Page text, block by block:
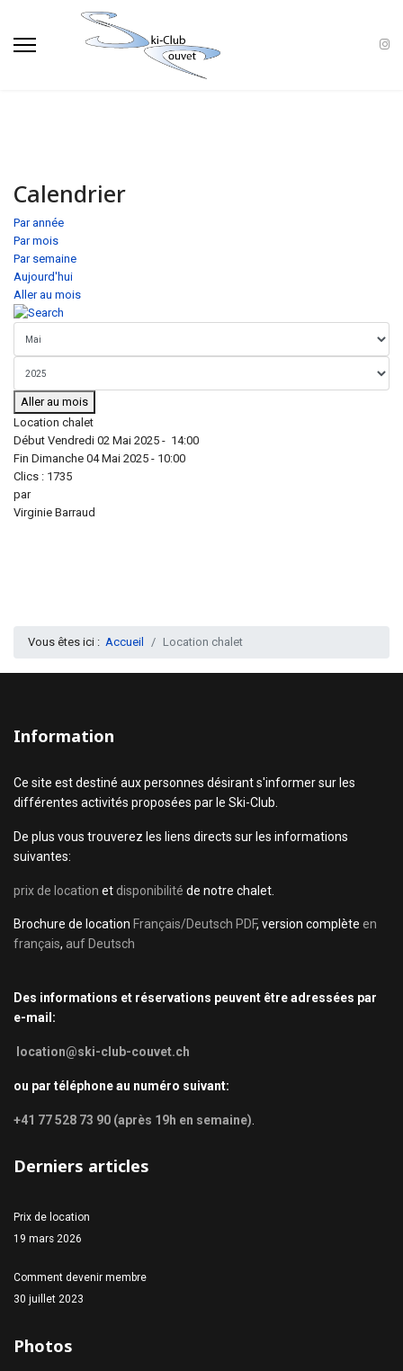
Calendrier
Par année
Par mois
Par semaine
Aujourd'hui
Aller au mois
Aller au mois
Location chalet
Début Vendredi 02 Mai 2025 - 14:00
Fin Dimanche 04 Mai 2025 - 10:00
Clics : 1735
par
Virginie Barraud
Vous êtes ici : Accueil Location chalet
Information
Ce site est destiné aux personnes désirant s'informer sur les
différentes activités proposées par le Ski-Club.
De plus vous trouverez les liens directs sur les informations
suivantes:
prix de location et disponibilité de notre chalet.
Brochure de location Français/Deutsch PDF, version complète en
français, auf Deutsch
Des informations et réservations peuvent être adressées par
e-mail:
location@ski-club-couvet.ch
ou par téléphone au numéro suivant:
+41 77 528 73 90 (après 19h en semaine)
Derniers articles
Prix de location
19 mars 2026
Comment devenir membre
30 juillet 2023
Photos